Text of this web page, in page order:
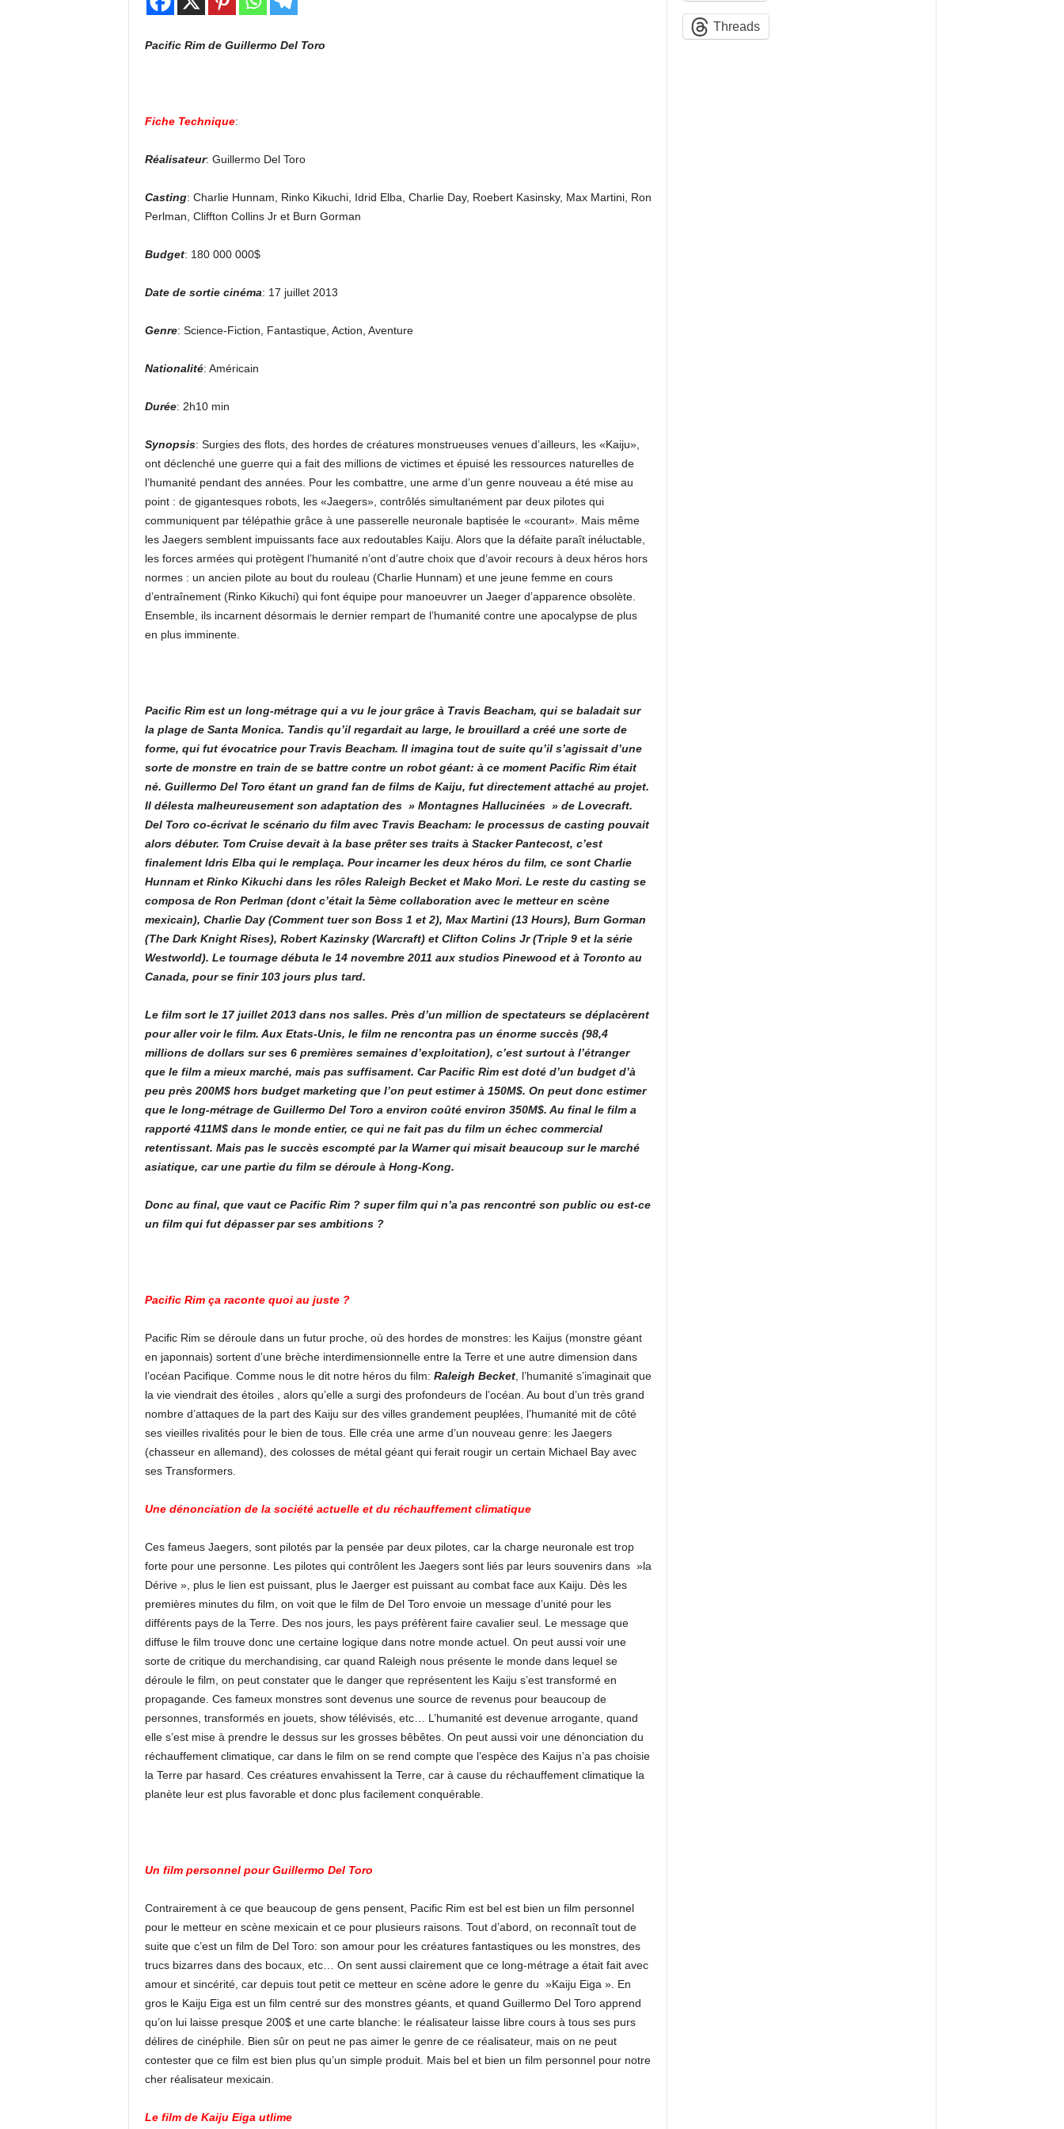
Pacific Rim de Guillermo Del Toro
Fiche Technique:
Réalisateur: Guillermo Del Toro
Casting: Charlie Hunnam, Rinko Kikuchi, Idrid Elba, Charlie Day, Roebert Kasinsky, Max Martini, Ron
Perlman, Cliffton Collins Jr et Burn Gorman
Budget: 180 000 000$
Date de sortie cinéma: 17 juillet 2013
Genre: Science-Fiction, Fantastique, Action, Aventure
Nationalité: Américain
Durée: 2h10 min
Synopsis: Surgies des flots, des hordes de créatures monstrueuses venues d’ailleurs, les «Kaiju»,
ont déclenché une guerre qui a fait des millions de victimes et épuisé les ressources naturelles de
l’humanité pendant des années. Pour les combattre, une arme d’un genre nouveau a été mise au
point : de gigantesques robots, les «Jaegers», contrôlés simultanément par deux pilotes qui
communiquent par télépathie grâce à une passerelle neuronale baptisée le «courant». Mais même
les Jaegers semblent impuissants face aux redoutables Kaiju. Alors que la défaite paraît inéluctable,
les forces armées qui protègent l’humanité n’ont d’autre choix que d’avoir recours à deux héros hors
normes : un ancien pilote au bout du rouleau (Charlie Hunnam) et une jeune femme en cours
d’entraînement (Rinko Kikuchi) qui font équipe pour manoeuvrer un Jaeger d’apparence obsolète.
Ensemble, ils incarnent désormais le dernier rempart de l’humanité contre une apocalypse de plus
en plus imminente.
Pacific Rim est un long-métrage qui a vu le jour grâce à Travis Beacham, qui se baladait sur
la plage de Santa Monica. Tandis qu’il regardait au large, le brouillard a créé une sorte de
forme, qui fut évocatrice pour Travis Beacham. Il imagina tout de suite qu’il s’agissait d’une
sorte de monstre en train de se battre contre un robot géant: à ce moment Pacific Rim était
né. Guillermo Del Toro étant un grand fan de films de Kaiju, fut directement attaché au projet.
Il délesta malheureusement son adaptation des » Montagnes Hallucinées » de Lovecraft.
Del Toro co-écrivat le scénario du film avec Travis Beacham: le processus de casting pouvait
alors débuter. Tom Cruise devait à la base prêter ses traits à Stacker Pantecost, c’est
finalement Idris Elba qui le remplaça. Pour incarner les deux héros du film, ce sont Charlie
Hunnam et Rinko Kikuchi dans les rôles Raleigh Becket et Mako Mori. Le reste du casting se
composa de Ron Perlman (dont c’était la 5ème collaboration avec le metteur en scène
mexicain), Charlie Day (Comment tuer son Boss 1 et 2), Max Martini (13 Hours), Burn Gorman
(The Dark Knight Rises), Robert Kazinsky (Warcraft) et Clifton Colins Jr (Triple 9 et la série
Westworld). Le tournage débuta le 14 novembre 2011 aux studios Pinewood et à Toronto au
Canada, pour se finir 103 jours plus tard.
Le film sort le 17 juillet 2013 dans nos salles. Près d’un million de spectateurs se déplacèrent
pour aller voir le film. Aux Etats-Unis, le film ne rencontra pas un énorme succès (98,4
millions de dollars sur ses 6 premières semaines d’exploitation), c’est surtout à l’étranger
que le film a mieux marché, mais pas suffisament. Car Pacific Rim est doté d’un budget d’à
peu près 200M$ hors budget marketing que l’on peut estimer à 150M$. On peut donc estimer
que le long-métrage de Guillermo Del Toro a environ coûté environ 350M$. Au final le film a
rapporté 411M$ dans le monde entier, ce qui ne fait pas du film un échec commercial
retentissant. Mais pas le succès escompté par la Warner qui misait beaucoup sur le marché
asiatique, car une partie du film se déroule à Hong-Kong.
Donc au final, que vaut ce Pacific Rim ? super film qui n’a pas rencontré son public ou est-ce
un film qui fut dépasser par ses ambitions ?
Pacific Rim ça raconte quoi au juste ?
Pacific Rim se déroule dans un futur proche, où des hordes de monstres: les Kaijus (monstre géant
en japonnais) sortent d’une brèche interdimensionnelle entre la Terre et une autre dimension dans
l’océan Pacifique. Comme nous le dit notre héros du film: Raleigh Becket, l’humanité s’imaginait que
la vie viendrait des étoiles , alors qu’elle a surgi des profondeurs de l’océan. Au bout d’un très grand
nombre d’attaques de la part des Kaiju sur des villes grandement peuplées, l’humanité mit de côté
ses vieilles rivalités pour le bien de tous. Elle créa une arme d’un nouveau genre: les Jaegers
(chasseur en allemand), des colosses de métal géant qui ferait rougir un certain Michael Bay avec
ses Transformers.
Une dénonciation de la société actuelle et du réchauffement climatique
Ces fameus Jaegers, sont pilotés par la pensée par deux pilotes, car la charge neuronale est trop
forte pour une personne. Les pilotes qui contrôlent les Jaegers sont liés par leurs souvenirs dans »la
Dérive », plus le lien est puissant, plus le Jaerger est puissant au combat face aux Kaiju. Dès les
premières minutes du film, on voit que le film de Del Toro envoie un message d’unité pour les
différents pays de la Terre. Des nos jours, les pays préfèrent faire cavalier seul. Le message que
diffuse le film trouve donc une certaine logique dans notre monde actuel. On peut aussi voir une
sorte de critique du merchandising, car quand Raleigh nous présente le monde dans lequel se
déroule le film, on peut constater que le danger que représentent les Kaiju s’est transformé en
propagande. Ces fameux monstres sont devenus une source de revenus pour beaucoup de
personnes, transformés en jouets, show télévisés, etc… L’humanité est devenue arrogante, quand
elle s’est mise à prendre le dessus sur les grosses bêbêtes. On peut aussi voir une dénonciation du
réchauffement climatique, car dans le film on se rend compte que l’espèce des Kaijus n’a pas choisie
la Terre par hasard. Ces créatures envahissent la Terre, car à cause du réchauffement climatique la
planète leur est plus favorable et donc plus facilement conquérable.
Un film personnel pour Guillermo Del Toro
Contrairement à ce que beaucoup de gens pensent, Pacific Rim est bel est bien un film personnel
pour le metteur en scène mexicain et ce pour plusieurs raisons. Tout d’abord, on reconnaît tout de
suite que c’est un film de Del Toro: son amour pour les créatures fantastiques ou les monstres, des
trucs bizarres dans des bocaux, etc… On sent aussi clairement que ce long-métrage a était fait avec
amour et sincérité, car depuis tout petit ce metteur en scène adore le genre du »Kaiju Eiga ». En
gros le Kaiju Eiga est un film centré sur des monstres géants, et quand Guillermo Del Toro apprend
qu’on lui laisse presque 200$ et une carte blanche: le réalisateur laisse libre cours à tous ses purs
délires de cinéphile. Bien sûr on peut ne pas aimer le genre de ce réalisateur, mais on ne peut
contester que ce film est bien plus qu’un simple produit. Mais bel et bien un film personnel pour notre
cher réalisateur mexicain.
Le film de Kaiju Eiga utlime
Threads